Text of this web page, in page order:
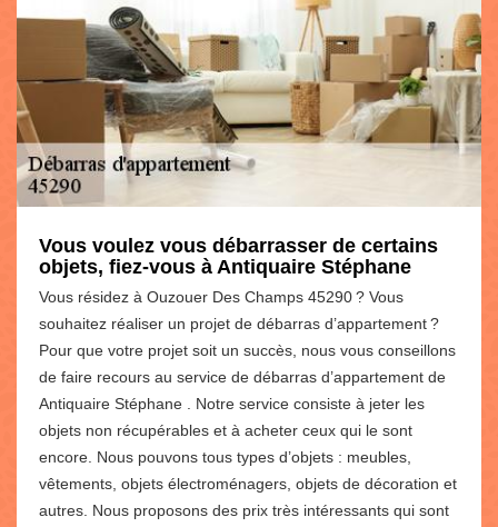
Vous voulez vous débarrasser de certains
objets, fiez-vous à Antiquaire Stéphane
Vous résidez à Ouzouer Des Champs 45290 ? Vous
souhaitez réaliser un projet de débarras d’appartement ?
Pour que votre projet soit un succès, nous vous conseillons
de faire recours au service de débarras d’appartement de
Antiquaire Stéphane . Notre service consiste à jeter les
objets non récupérables et à acheter ceux qui le sont
encore. Nous pouvons tous types d’objets : meubles,
vêtements, objets électroménagers, objets de décoration et
autres. Nous proposons des prix très intéressants qui sont